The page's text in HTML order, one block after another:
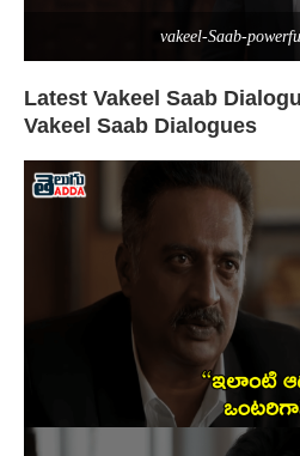
vakeel-Saab-
Latest Vakeel Saab
Vakeel Saab Dialogues